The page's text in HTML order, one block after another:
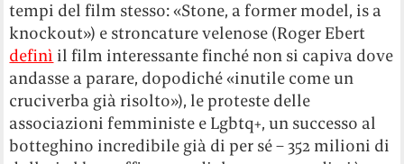
tempi del film stesso: «Stone, a former model, is a
knockout») e stroncature velenose (Roger Ebert
definì il film interessante finché non si capiva dove
andasse a parare, dopodiché «inutile come un
cruciverba già risolto»), le proteste delle
associazioni femministe e Lgbtq+, un successo al
botteghino incredibile già di per sé – 352 milioni di